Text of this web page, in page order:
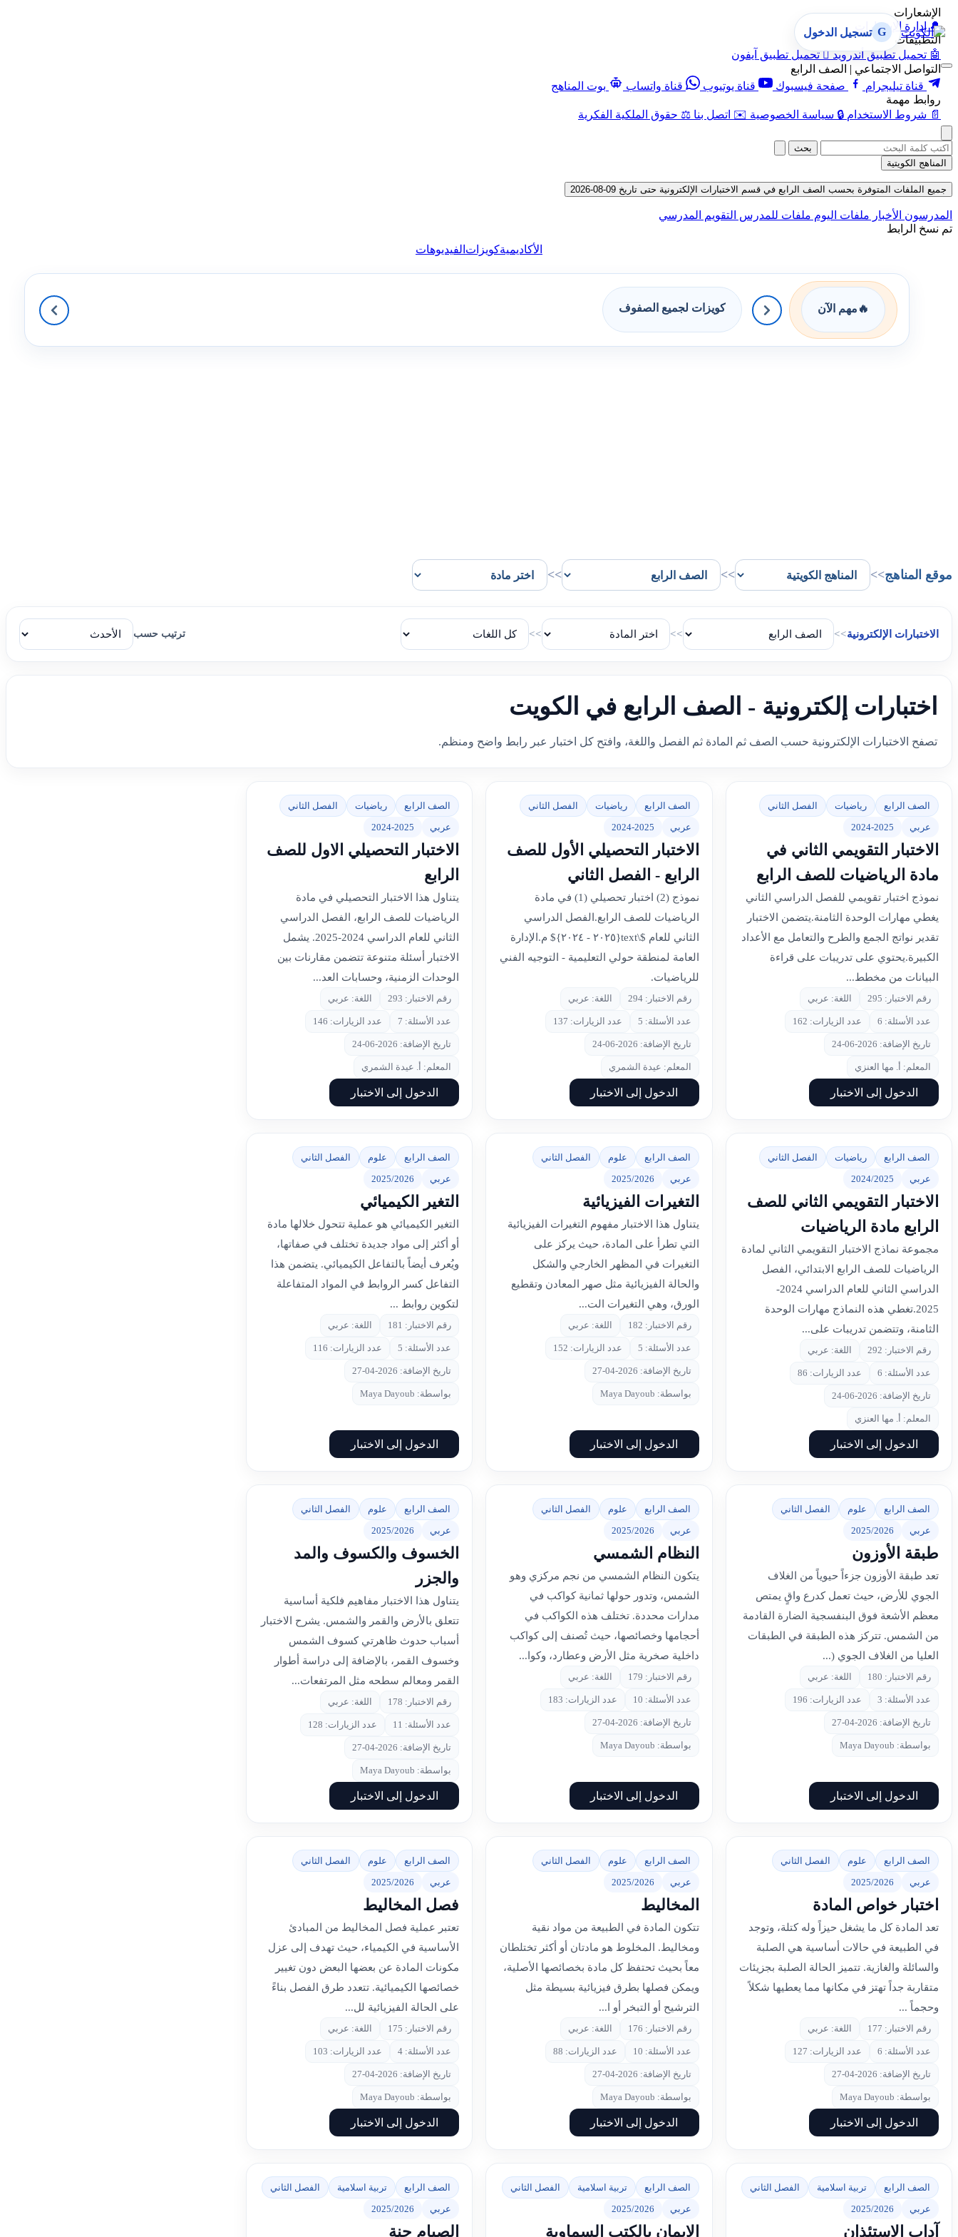
الإشعارات
🔔 إدارة الإشعارات
التطبيقات
🤖 تحميل تطبيق أندرويد  تحميل تطبيق آيفون
التواصل الاجتماعي | الصف الرابع
قناة تيليجرام
صفحة فيسبوك قناة يوتيوب قناة واتساب
بوت المناهج
روابط مهمة
📄 شروط الاستخدام 🔒 سياسة الخصوصية ✉️ اتصل بنا ⚖️ حقوق الملكية الفكرية
G تسجيل الدخول
بحث
المناهج الكويتية
جميع الملفات المتوفرة بحسب الصف الرابع في قسم الاختبارات الإلكترونية حتى تاريخ 09-08-2026
المدرسون الأخبار ملفات اليوم ملفات للمدرس التقويم المدرسي
تم نسخ الرابط
الأكاديميةكويزات الفيديوهات
🔥 مهم الآن كويزات لجميع الصفوف
موقع المناهج>>
>>
>>
الاختبارات الإلكترونية>>
>>
>> ترتيب حسب
اختبارات إلكترونية - الصف الرابع في الكويت
تصفح الاختبارات الإلكترونية حسب الصف ثم المادة ثم الفصل واللغة، وافتح كل اختبار عبر رابط واضح ومنظم.
الصف الرابع رياضيات
الفصل الثاني
عربي
2024-2025
الاختبار التقويمي الثاني في
مادة الرياضيات للصف الرابع
نموذج اختبار تقويمي للفصل الدراسي الثاني
يغطي مهارات الوحدة الثامنة.يتضمن الاختبار
تقدير نواتج الجمع والطرح والتعامل مع الأعداد
الكبيرة.يحتوي على تدريبات على قراءة
البيانات من مخطط...
رقم الاختبار: 295 اللغة: عربي
عدد الأسئلة: 6 عدد الزيارات: 162
تاريخ الإضافة: 2026-06-24
المعلم: أ. مها العنزي
الدخول إلى الاختبار
الصف الرابع رياضيات
الفصل الثاني
عربي
2024-2025
الاختبار التحصيلي الأول للصف
الرابع - الفصل الثاني
نموذج (2) اختبار تحصيلي (1) في مادة
الرياضيات للصف الرابع.الفصل الدراسي
الثاني للعام $\text{٢٠٢٥ - ٢٠٢٤}$ م.الإدارة
العامة لمنطقة حولي التعليمية - التوجيه الفني
للرياضيات.
رقم الاختبار: 294 اللغة: عربي
عدد الأسئلة: 5 عدد الزيارات: 137
تاريخ الإضافة: 2026-06-24
المعلم: عيدة الشمري
الدخول إلى الاختبار
الصف الرابع رياضيات
الفصل الثاني
عربي
2024-2025
الاختبار التحصيلي الاول للصف
الرابع
يتناول هذا الاختبار التحصيلي في مادة
الرياضيات للصف الرابع، الفصل الدراسي
الثاني للعام الدراسي 2024-2025. يشمل
الاختبار أسئلة متنوعة تتضمن مقارنات بين
الوحدات الزمنية، وحسابات العد...
رقم الاختبار: 293 اللغة: عربي
عدد الأسئلة: 7 عدد الزيارات: 146
تاريخ الإضافة: 2026-06-24
المعلم: أ. عيدة الشمري
الدخول إلى الاختبار
الصف الرابع رياضيات
الفصل الثاني
عربي
2024/2025
الاختبار التقويمي الثاني للصف
الرابع مادة الرياضيات
مجموعة نماذج الاختبار التقويمي الثاني لمادة
الرياضيات للصف الرابع الابتدائي، الفصل
الدراسي الثاني للعام الدراسي 2024-
2025.تغطي هذه النماذج مهارات الوحدة
الثامنة، وتتضمن تدريبات على...
رقم الاختبار: 292 اللغة: عربي
عدد الأسئلة: 6 عدد الزيارات: 86
تاريخ الإضافة: 2026-06-24
المعلم: أ. مها العنزي
الدخول إلى الاختبار
الصف الرابع علوم
الفصل الثاني
عربي
2025/2026
التغيرات الفيزيائية
يتناول هذا الاختبار مفهوم التغيرات الفيزيائية
التي تطرأ على المادة، حيث يركز على
التغيرات في المظهر الخارجي والشكل
والحالة الفيزيائية مثل صهر المعادن وتقطيع
الورق، وهي التغيرات الت...
رقم الاختبار: 182 اللغة: عربي
عدد الأسئلة: 5 عدد الزيارات: 152
تاريخ الإضافة: 2026-04-27
بواسطة: Maya Dayoub
الدخول إلى الاختبار
الصف الرابع علوم
الفصل الثاني
عربي
2025/2026
التغير الكيميائي
التغير الكيميائي هو عملية تتحول خلالها مادة
أو أكثر إلى مواد جديدة تختلف في صفاتها،
ويُعرف أيضاً بالتفاعل الكيميائي. يتضمن هذا
التفاعل كسر الروابط في المواد المتفاعلة
لتكوين روابط ...
رقم الاختبار: 181 اللغة: عربي
عدد الأسئلة: 5 عدد الزيارات: 116
تاريخ الإضافة: 2026-04-27
بواسطة: Maya Dayoub
الدخول إلى الاختبار
الصف الرابع علوم
الفصل الثاني
عربي
2025/2026
طبقة الأوزون
تعد طبقة الأوزون جزءاً حيوياً من الغلاف
الجوي للأرض، حيث تعمل كدرع واقٍ يمتص
معظم الأشعة فوق البنفسجية الضارة القادمة
من الشمس. تتركز هذه الطبقة في الطبقات
العليا من الغلاف الجوي (...
رقم الاختبار: 180 اللغة: عربي
عدد الأسئلة: 3 عدد الزيارات: 196
تاريخ الإضافة: 2026-04-27
بواسطة: Maya Dayoub
الدخول إلى الاختبار
الصف الرابع علوم
الفصل الثاني
عربي
2025/2026
النظام الشمسي
يتكون النظام الشمسي من نجم مركزي وهو
الشمس، وتدور حولها ثمانية كواكب في
مدارات محددة. تختلف هذه الكواكب في
أحجامها وخصائصها، حيث تُصنف إلى كواكب
داخلية صخرية مثل الأرض وعطارد، وكوا...
رقم الاختبار: 179 اللغة: عربي
عدد الأسئلة: 10 عدد الزيارات: 183
تاريخ الإضافة: 2026-04-27
بواسطة: Maya Dayoub
الدخول إلى الاختبار
الصف الرابع علوم
الفصل الثاني
عربي
2025/2026
الخسوف والكسوف والمد
والجزر
يتناول هذا الاختبار مفاهيم فلكية أساسية
تتعلق بالأرض والقمر والشمس. يشرح الاختبار
أسباب حدوث ظاهرتي كسوف الشمس
وخسوف القمر، بالإضافة إلى دراسة أطوار
القمر ومعالم سطحه مثل المرتفعات...
رقم الاختبار: 178 اللغة: عربي
عدد الأسئلة: 11 عدد الزيارات: 128
تاريخ الإضافة: 2026-04-27
بواسطة: Maya Dayoub
الدخول إلى الاختبار
الصف الرابع علوم
الفصل الثاني
عربي
2025/2026
اختبار خواص المادة
تعد المادة كل ما يشغل حيزاً وله كتلة، وتوجد
في الطبيعة في حالات أساسية هي الصلبة
والسائلة والغازية. تتميز الحالة الصلبة بجزيئات
متقاربة جداً تهتز في مكانها مما يعطيها شكلاً
وحجماً ...
رقم الاختبار: 177 اللغة: عربي
عدد الأسئلة: 6 عدد الزيارات: 127
تاريخ الإضافة: 2026-04-27
بواسطة: Maya Dayoub
الدخول إلى الاختبار
الصف الرابع علوم
الفصل الثاني
عربي
2025/2026
المخاليط
تتكون المادة في الطبيعة من مواد نقية
ومخاليط. المخلوط هو مادتان أو أكثر تختلطان
معاً بحيث تحتفظ كل مادة بخصائصها الأصلية،
ويمكن فصلها بطرق فيزيائية بسيطة مثل
الترشيح أو التبخر أو ا...
رقم الاختبار: 176 اللغة: عربي
عدد الأسئلة: 10 عدد الزيارات: 88
تاريخ الإضافة: 2026-04-27
بواسطة: Maya Dayoub
الدخول إلى الاختبار
الصف الرابع علوم
الفصل الثاني
عربي
2025/2026
فصل المخاليط
تعتبر عملية فصل المخاليط من المبادئ
الأساسية في الكيمياء، حيث تهدف إلى عزل
مكونات المادة عن بعضها البعض دون تغيير
خصائصها الكيميائية. تتعدد طرق الفصل بناءً
على الحالة الفيزيائية لل...
رقم الاختبار: 175 اللغة: عربي
عدد الأسئلة: 4 عدد الزيارات: 103
تاريخ الإضافة: 2026-04-27
بواسطة: Maya Dayoub
الدخول إلى الاختبار
الصف الرابع تربية اسلامية
الفصل الثاني
عربي
2025/2026
آداب الاستئذان
الصف الرابع تربية اسلامية
الفصل الثاني
عربي
2025/2026
الإيمان بالكتب السماوية
الصف الرابع تربية اسلامية
الفصل الثاني
عربي
2025/2026
الصيام جنة